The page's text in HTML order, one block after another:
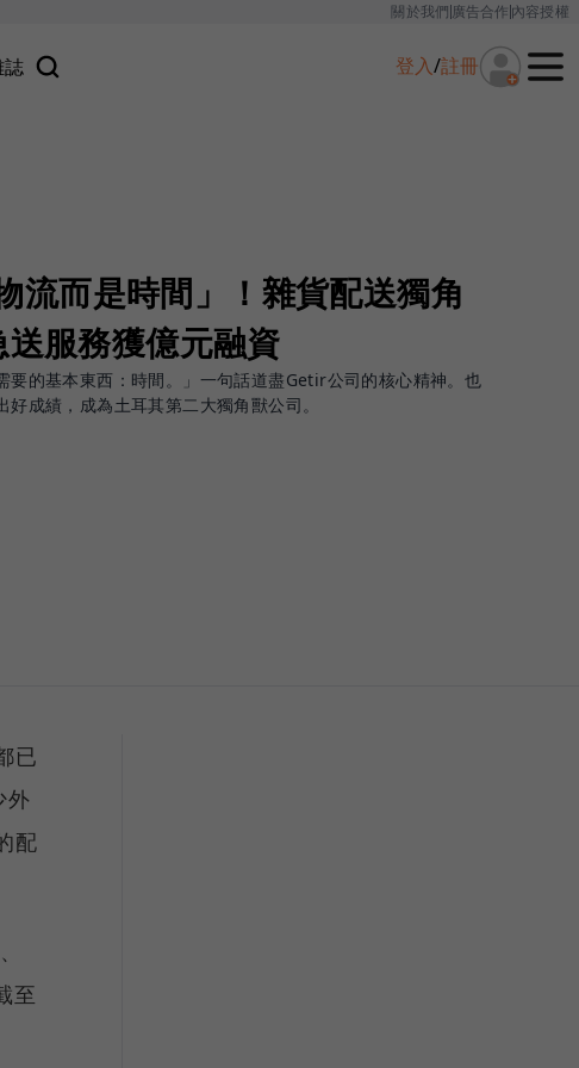
關於我們廣告合作內容授權
誌 登入/註冊
流而是時間」！雜貨配送獨角
服務獲億元融資
要的基本東西：時間。」一句話道盡Getir公司的核心精神。也
成績，成為土耳其第二大獨角獸公司。
已
外
配
至